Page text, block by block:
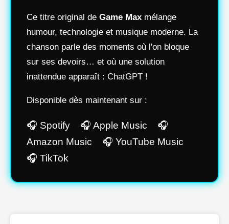
Ce titre original de Game Max mélange
humour, technologie et musique moderne. La
chanson parle des moments où l'on bloque
sur ses devoirs… et où une solution
inattendue apparaît : ChatGPT !
Disponible dès maintenant sur :
🎧 Spotify 🎧 Apple Music 🎧
Amazon Music 🎧 YouTube Music
🎧 TikTok